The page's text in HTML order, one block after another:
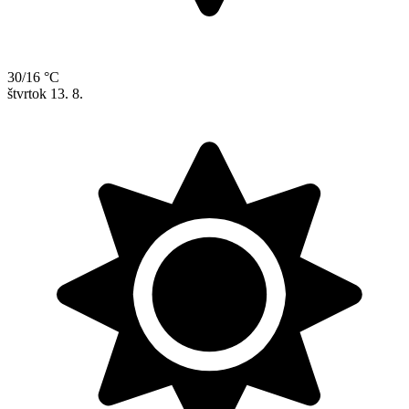
30/16 °C
štvrtok 13. 8.